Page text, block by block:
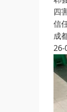
四
信
成
26-